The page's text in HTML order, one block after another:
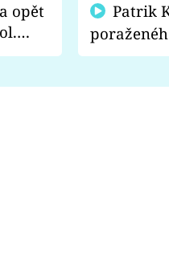
opět
a
fanoušci